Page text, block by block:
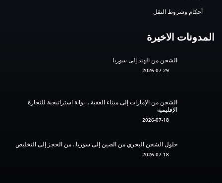
أحكام وشروط النقل
المدونات الاخيرة
الشحن من الهند إلى سوريا
2026-07-29
الشحن من الإمارات إلى ميناء العقبة .. بوابة استراتيجية للتجارة
الإقليمية
2026-07-18
حلول الشحن البحري من الصين إلى سوريا.. من الحجز إلى التخليص
2026-07-18